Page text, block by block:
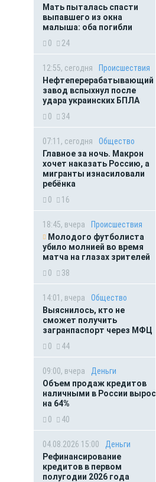
Мать пыталась спасти
выпавшего из окна
малыша: оба погибли
0
24
12:55, сегодня
Происшествия
Нефтеперерабатывающий
завод вспыхнул после
удара украинских БПЛА
0
34
07:11, сегодня
Общество
Главное за ночь. Макрон
хочет наказать Россию, а
мигранты изнасиловали
ребёнка
0
16
18:45, вчера
Происшествия
Молодого футболиста
убило молнией во время
матча на глазах зрителей
0
38
14:01, вчера
Общество
Выяснилось, кто не
сможет получить
загранпаспорт через МФЦ
0
44
09:00, вчера
Деньги
Объем продаж кредитов
наличными в России вырос
на 64%
0
40
04.08.2026 15:00
Деньги
Рефинансирование
кредитов в первом
полугодии 2026 года